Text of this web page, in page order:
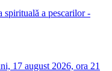
a pescarilor -
17 august 2026, ora 21